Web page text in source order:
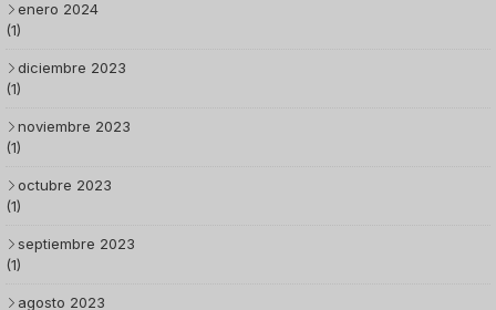
enero 2024
(1)
diciembre 2023
(1)
noviembre 2023
(1)
octubre 2023
(1)
septiembre 2023
(1)
agosto 2023